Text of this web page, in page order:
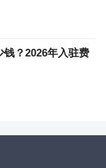
？2026年入驻费